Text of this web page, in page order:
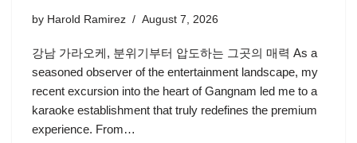
by Harold Ramirez August 7, 2026
강남 가라오케, 분위기부터 압도하는 그곳의 매력 As a
seasoned observer of the entertainment landscape, my
recent excursion into the heart of Gangnam led me to a
karaoke establishment that truly redefines the premium
experience. From…